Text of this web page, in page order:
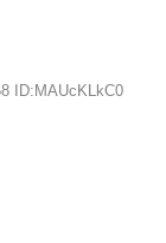
ID:MAUcKLkC0